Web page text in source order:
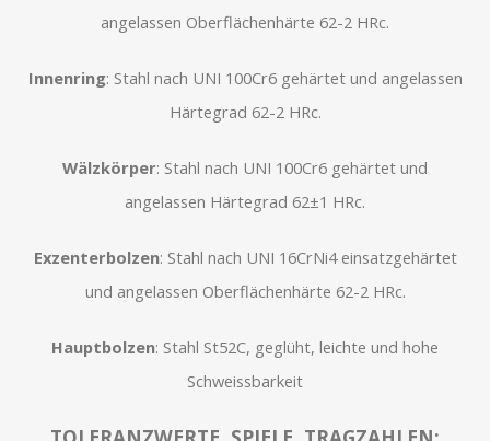
angelassen Oberflächenhärte 62-2 HRc.
Innenring: Stahl nach UNI 100Cr6 gehärtet und angelassen
Härtegrad 62-2 HRc.
Wälzkörper: Stahl nach UNI 100Cr6 gehärtet und
angelassen Härtegrad 62±1 HRc.
Exzenterbolzen: Stahl nach UNI 16CrNi4 einsatzgehärtet
und angelassen Oberflächenhärte 62-2 HRc.
Hauptbolzen: Stahl St52C, geglüht, leichte und hohe
Schweissbarkeit